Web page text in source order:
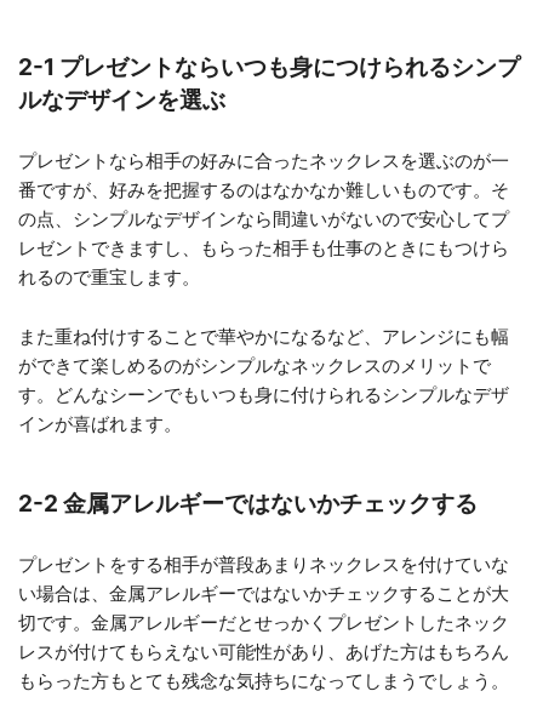
2-1 プレゼントならいつも身につけられるシンプ
ルなデザインを選ぶ
プレゼントなら相手の好みに合ったネックレスを選ぶのが一
番ですが、好みを把握するのはなかなか難しいものです。そ
の点、シンプルなデザインなら間違いがないので安心してプ
レゼントできますし、もらった相手も仕事のときにもつけら
れるので重宝します。
また重ね付けすることで華やかになるなど、アレンジにも幅
ができて楽しめるのがシンプルなネックレスのメリットで
す。どんなシーンでもいつも身に付けられるシンプルなデザ
インが喜ばれます。
2-2 金属アレルギーではないかチェックする
プレゼントをする相手が普段あまりネックレスを付けていな
い場合は、金属アレルギーではないかチェックすることが大
切です。金属アレルギーだとせっかくプレゼントしたネック
レスが付けてもらえない可能性があり、あげた方はもちろん
もらった方もとても残念な気持ちになってしまうでしょう。